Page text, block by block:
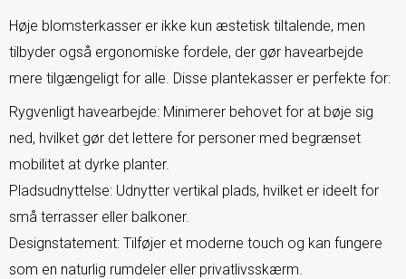
Høje blomsterkasser er ikke kun æstetisk tiltalende, men
tilbyder også ergonomiske fordele, der gør havearbejde
mere tilgængeligt for alle. Disse plantekasser er perfekte for:
Rygvenligt havearbejde: Minimerer behovet for at bøje sig
ned, hvilket gør det lettere for personer med begrænset
mobilitet at dyrke planter.
Pladsudnyttelse: Udnytter vertikal plads, hvilket er ideelt for
små terrasser eller balkoner.
Designstatement: Tilføjer et moderne touch og kan fungere
som en naturlig rumdeler eller privatlivsskærm.